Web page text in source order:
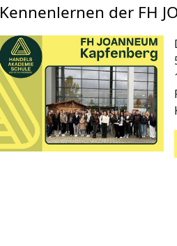
Kennenlernen der FH